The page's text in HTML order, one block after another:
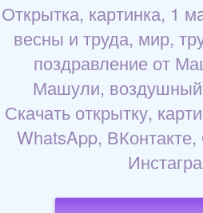
Открытка, картинка, 1
весны и труда, мир,
поздравление от
Машули,
Скачать открытку,
WhatsApp,